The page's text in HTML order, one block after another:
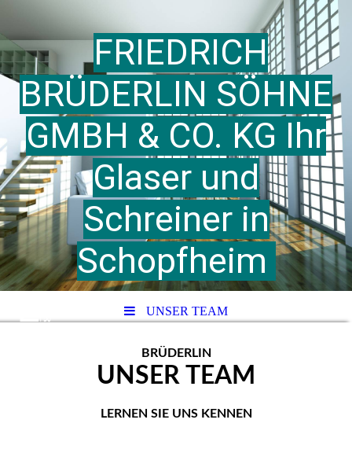
FRIEDRICH
BRÜDERLIN SÖHNE
GMBH & CO. KG Ihr
Glaser und
Schreiner in
Schopfheim
UNSER TEAM
BRÜDERLIN
UNSER TEAM
LERNEN SIE UNS KENNEN